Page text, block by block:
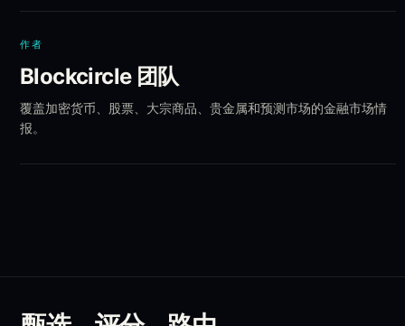
作者
Blockcircle 团队
覆盖加密货币、股票、大宗商品、贵金属和预测市场的金融市场情
报。